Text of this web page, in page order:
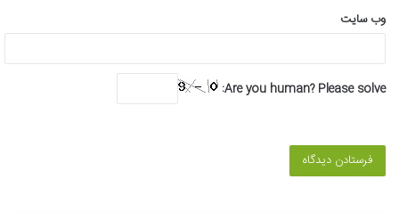
وب‌ سایت
Are you human? Please solve: